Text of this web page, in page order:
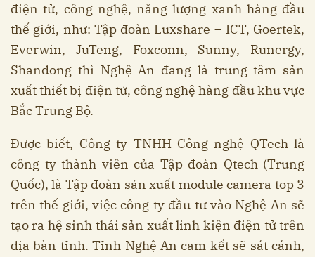
điện tử, công nghệ, năng lượng xanh hàng đầu
thế giới, như: Tập đoàn Luxshare – ICT, Goertek,
Everwin, JuTeng, Foxconn, Sunny, Runergy,
Shandong thì Nghệ An đang là trung tâm sản
xuất thiết bị điện tử, công nghệ hàng đầu khu vực
Bắc Trung Bộ.
Được biết, Công ty TNHH Công nghệ QTech là
công ty thành viên của Tập đoàn Qtech (Trung
Quốc), là Tập đoàn sản xuất module camera top 3
trên thế giới, việc công ty đầu tư vào Nghệ An sẽ
tạo ra hệ sinh thái sản xuất linh kiện điện tử trên
địa bàn tỉnh. Tỉnh Nghệ An cam kết sẽ sát cánh,